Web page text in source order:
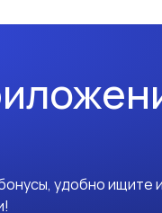
удобно